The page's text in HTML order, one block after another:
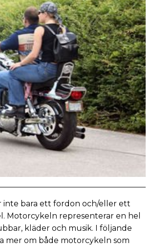
inte bara ett fordon och/eller ett
Motorcykeln representerar en hel
kläder och musik. I följande
mer om både motorcykeln som